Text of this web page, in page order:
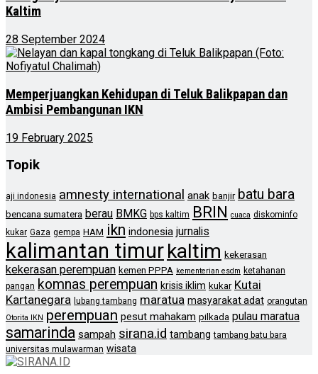
Kaltim
28 September 2024
Memperjuangkan Kehidupan di Teluk Balikpapan dan
Ambisi Pembangunan IKN
19 February 2025
Topik
aji indonesia amnesty international anak banjir batu bara
bencana sumatera berau BMKG bps kaltim BRIN cuaca diskominfo
kukar Gaza gempa HAM ikn indonesia jurnalis
kalimantan timurkaltim kekerasan
kekerasan perempuan kemen PPPA kementerian esdm ketahanan
pangan komnas perempuan krisis iklim kukar Kutai
Kartanegara lubang tambang maratua masyarakat adat orangutan
Otorita IKN perempuan pesut mahakam pilkada pulau maratua
samarinda sampah sirana.id tambang tambang batu bara
universitas mulawarman wisata